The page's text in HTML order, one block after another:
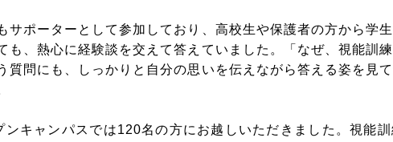
サポーターとして参加しており、高校生や保護者の方から学
も、熱心に経験談を交えて答えていました。「なぜ、視能訓
質問にも、しっかりと自分の思いを伝えながら答える姿を見
ンキャンパスでは120名の方にお越しいただきました。視能